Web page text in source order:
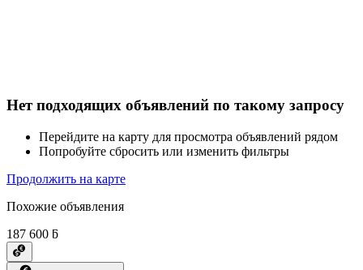
Нет подходящих объявлений по такому запросу
Перейдите на карту для просмотра объявлений рядом
Попробуйте сбросить или изменить фильтры
Продолжить на карте
Похожие объявления
187 600 ƃ